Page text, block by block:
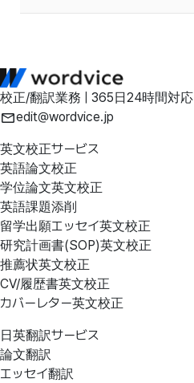
校正/翻訳業務 | 365日24時間対応
edit@wordvice.jp
英文校正サービス
英語論文校正
学位論文英文校正
英語課題添削
留学出願エッセイ英文校正
研究計画書(SOP)英文校正
推薦状英文校正
CV/履歴書英文校正
カバーレター英文校正
日英翻訳サービス
論文翻訳
エッセイ翻訳